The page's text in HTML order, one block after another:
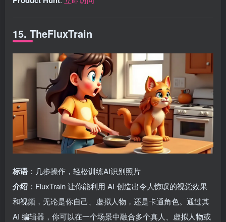
15. TheFluxTrain
标语 ：几步操作，轻松训练AI识别照片
介绍 ：FluxTrain 让你能利用 AI 创造出令人惊叹的视觉效果
和视频，无论是你自己、虚拟人物，还是卡通角色。通过其
AI 编辑器，你可以在一个场景中融合多个真人、虚拟人物或